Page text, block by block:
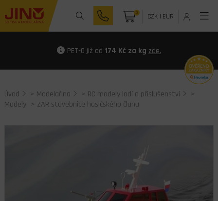
0 CZK| EUR
PET-G již od 174 Kč za kg zde.
Úvod > Modelařina > RC modely lodí a přislušenství
>
Modely > ZAR stavebnice hasičského člunu